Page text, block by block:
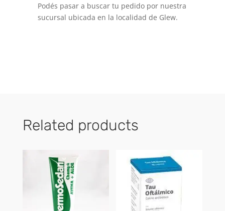
Podés pasar a buscar tu pedido por nuestra
sucursal ubicada en la localidad de Glew.
Related products